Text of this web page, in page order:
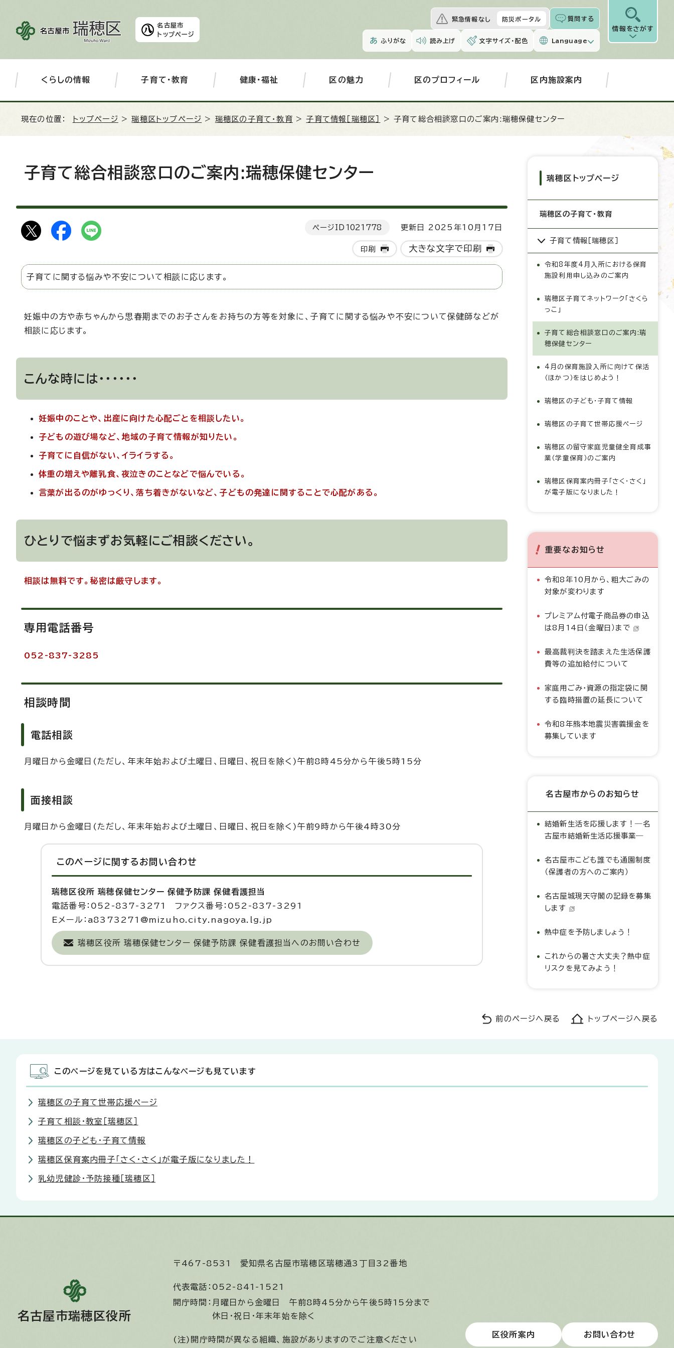
名古屋市
トップページ
緊急情報なし 防災ポータル 質問する
ふりがな 読み上げ 文字サイズ・配色 Language
情報をさがす
くらしの情報 子育て・教育 健康・福祉 区の魅力 区のプロフィール 区内施設案内
現在の位置： トップページ >瑞穂区トップページ > 瑞穂区の子育て・教育 >子育て情報［瑞穂区］ > 子育て総合相談窓口のご案内:瑞穂保健センター
子育て総合相談窓口のご案内:瑞穂保健センター
ページID 1021778 更新日 2025年10月17日
印刷 大きな文字で印刷
子育てに関する悩みや不安について相談に応じます。
妊娠中の方や赤ちゃんから思春期までのお子さんをお持ちの方等を対象に、子育てに関する悩みや不安について保健師などが
相談に応じます。
こんな時には・・・・・・
妊娠中のことや、出産に向けた心配ごとを相談したい。
子どもの遊び場など、地域の子育て情報が知りたい。
子育てに自信がない、イライラする。
体重の増えや離乳食、夜泣きのことなどで悩んでいる。
言葉が出るのがゆっくり、落ち着きがないなど、子どもの発達に関することで心配がある。
ひとりで悩まずお気軽にご相談ください。
相談は無料です。秘密は厳守します。
専用電話番号
052-837-3285
相談時間
電話相談
月曜日から金曜日(ただし、年末年始および土曜日、日曜日、祝日を除く)午前8時45分から午後5時15分
面接相談
月曜日から金曜日(ただし、年末年始および土曜日、日曜日、祝日を除く)午前9時から午後4時30分
このページに関する お問い合わせ
瑞穂区役所 瑞穂保健センター 保健予防課 保健看護担当
電話番号：052-837-3271 ファクス番号：052-837-3291
Eメール：a8373271@mizuho.city.nagoya.lg.jp
瑞穂区役所 瑞穂保健センター 保健予防課 保健看護担当へのお問い合わせ
瑞穂区トップページ
瑞穂区の子育て・教育
子育て情報［瑞穂区］
令和8年度4月入所における保育
施設利用申し込みのご案内
瑞穂区子育てネットワーク「さくら
っこ」
子育て総合相談窓口のご案内:瑞
穂保健センター
4月の保育施設入所に向けて保活
（ほかつ）をはじめよう！
瑞穂区の子ども・子育て情報
瑞穂区の子育て世帯応援ページ
瑞穂区の留守家庭児童健全育成事
業（学童保育）のご案内
瑞穂区保育案内冊子「さく・さく」
が電子版になりました！
重要なお知らせ
令和8年10月から、粗大ごみの
対象が変わります
プレミアム付電子商品券の申込
は8月14日（金曜日）まで
最高裁判決を踏まえた生活保護
費等の追加給付について
家庭用ごみ・資源の指定袋に関
する臨時措置の延長について
令和8年熊本地震災害義援金を
募集しています
名古屋市からのお知らせ
結婚新生活を応援します！―名
古屋市結婚新生活応援事業―
名古屋市こども誰でも通園制度
（保護者の方へのご案内）
名古屋城現天守閣の記録を募集
します
熱中症を予防しましょう！
これからの暑さ大丈夫？熱中症
リスクを見てみよう！
前のページへ戻る トップページへ戻る
このページを見ている方はこんなページも見ています
瑞穂区の子育て世帯応援ページ
子育て相談・教室［瑞穂区］
瑞穂区の子ども・子育て情報
瑞穂区保育案内冊子「さく・さく」が電子版になりました！
乳幼児健診・予防接種［瑞穂区］
名古屋市瑞穂区役所
〒467-8531 愛知県名古屋市瑞穂区瑞穂通3丁目32番地
代表電話： 052-841-1521
開庁時間： 月曜日から金曜日 午前8時45分から午後5時15分まで
休日・祝日・年末年始を除く
(注)開庁時間が異なる組織、施設がありますのでご注意ください
区役所案内 お問い合わせ